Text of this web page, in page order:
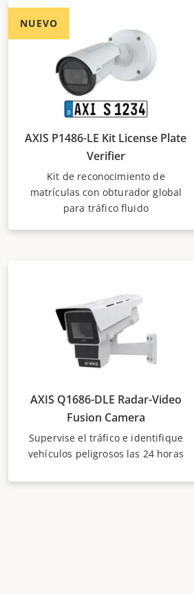
NUEVO
AXIS P1486-LE Kit License Plate
Verifier
Kit de reconocimiento de
matrículas con obturador global
para tráfico fluido
AXIS Q1686-DLE Radar-Video
Fusion Camera
Supervise el tráfico e identifique
vehículos peligrosos las 24 horas